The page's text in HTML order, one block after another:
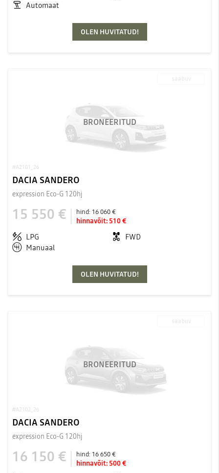
Automaat
OLEN HUVITATUD!
#A2101_26
BRONEERITUD
DACIA SANDERO
expression Eco-G 120hj
15 550 € hind: 16 060 €
hinnavõit: 510 €
LPG
FWD
Manuaal
OLEN HUVITATUD!
#A2102_26
BRONEERITUD
DACIA SANDERO
expression Eco-G 120hj
16 150 € hind: 16 650 €
hinnavõit: 500 €